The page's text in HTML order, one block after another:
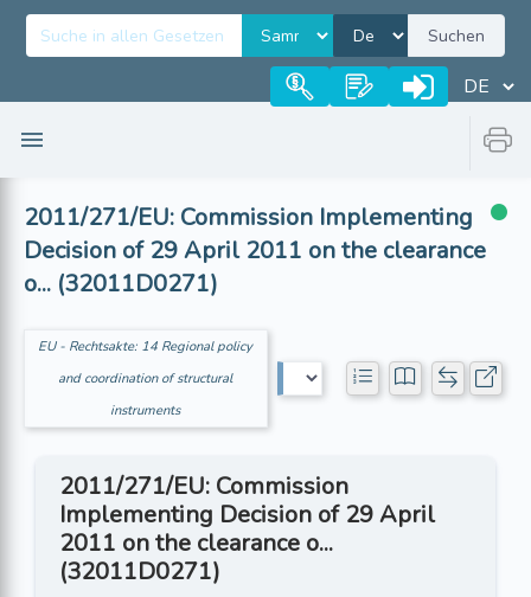
Suchen
2011/271/EU: Commission Implementing
Decision of 29 April 2011 on the clearance
o... (32011D0271)
EU - Rechtsakte: 14 Regional policy
and coordination of structural
instruments
2011/271/EU: Commission
Implementing Decision of 29 April
2011 on the clearance o...
(32011D0271)